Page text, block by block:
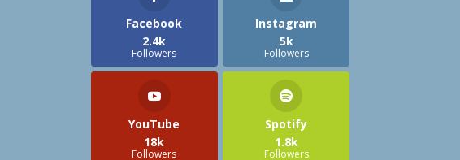
Facebook
2.4k
Followers
Instagram
5k
Followers
YouTube
18k
Followers
Spotify
1.8k
Followers